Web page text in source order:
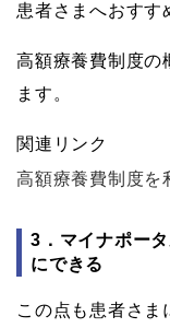
患者さまへおすす
高額療養費制度の
ます。
関連リンク
高額療養費制度
3．マイナポー
にできる
この点も患者さ